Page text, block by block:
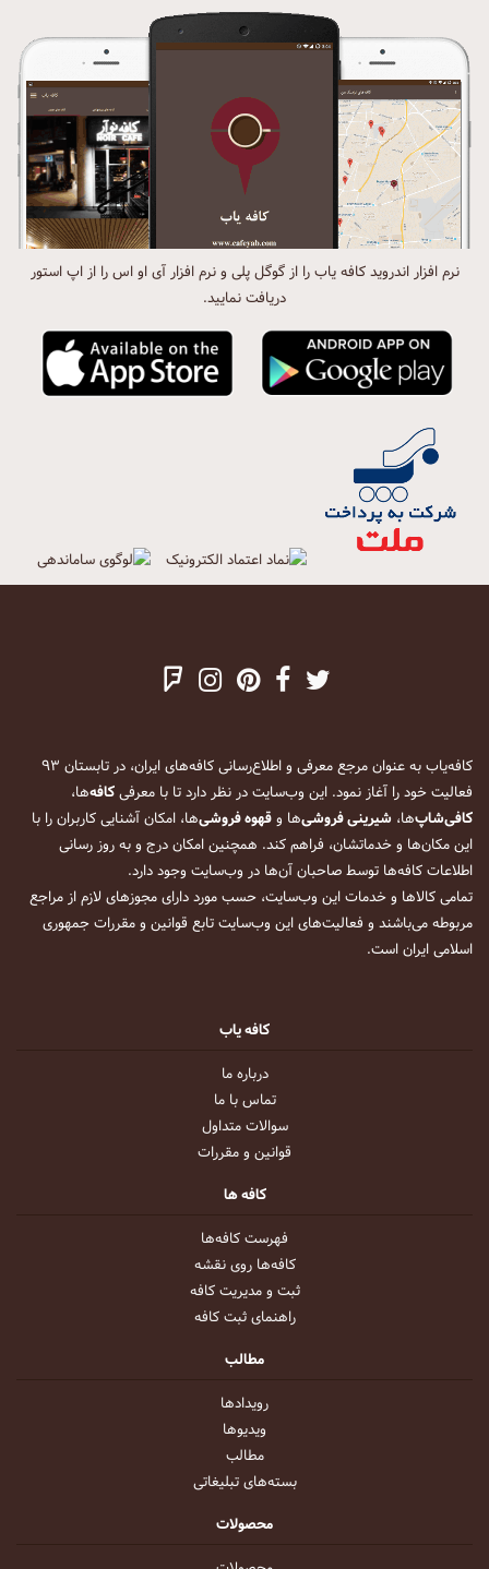
نرم افزار اندروید کافه یاب را از گوگل پلی و نرم افزار آی او اس را از اپ استور
دریافت نمایید.
کافه‌یاب به عنوان مرجع معرفی و اطلاع‌رسانی کافه‌های ایران، در تابستان ۹۳
فعالیت خود را آغاز نمود. این وب‌سایت در نظر دارد تا با معرفیکافه‌ها،
کافی‌شاپ‌ها، شیرینی فروشی‌ها وقهوه فروشی‌ها، امکان آشنایی کاربران را با
این مکان‌ها و خدماتشان، فراهم کند. همچنین امکان درج و به روز رسانی
اطلاعات کافه‌ها توسط صاحبان آن‌ها در وب‌سایت وجود دارد.
تمامی کالاها و خدمات این وب‌سایت، حسب مورد دارای مجوزهای لازم از مراجع
مربوطه می‌باشند و فعالیت‌های این وب‌سایت تابع قوانین و مقررات جمهوری
اسلامی ایران است.
کافه یاب
درباره ما
تماس با ما
سوالات متداول
قوانین و مقررات
کافه ها
فهرست کافه‌ها
کافه‌ها روی نقشه
ثبت و مدیریت کافه
راهنمای ثبت کافه
مطالب
رویداد‌ها
ویدیو‌ها
مطالب
بسته‌های تبلیغاتی
محصولات